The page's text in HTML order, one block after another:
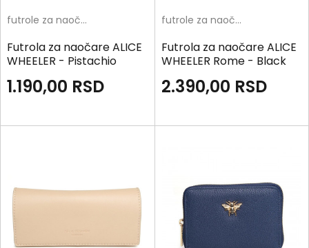
futrole za naočare
Futrola za naočare ALICE
WHEELER - Pistachio
1.190,00 RSD
futrole za naočare
Futrola za naočare ALICE
WHEELER Rome - Black
2.390,00 RSD